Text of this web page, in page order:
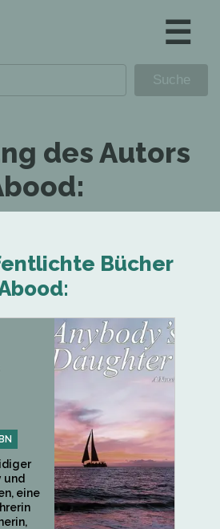
☰
des Autors
Bücher
und
eine